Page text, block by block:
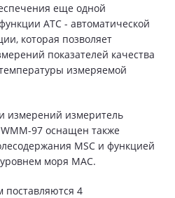
еще одной
ATC - автоматической
которая позволяет
показателей качества
измеряемой
измерений измеритель
97 оснащен также
MSC и функцией
моря MAC.
поставляются 4